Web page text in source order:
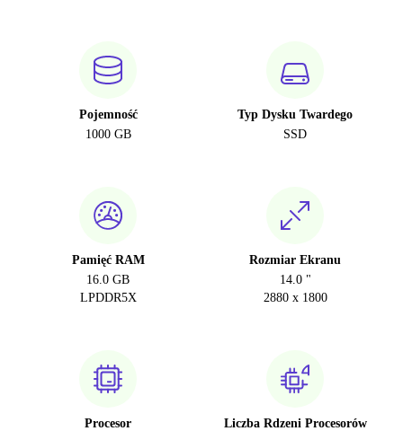
Pojemność
1000 GB
Typ Dysku Twardego
SSD
Pamięć RAM
16.0 GB
LPDDR5X
Rozmiar Ekranu
14.0 "
2880 x 1800
Procesor
Liczba Rdzeni Procesorów